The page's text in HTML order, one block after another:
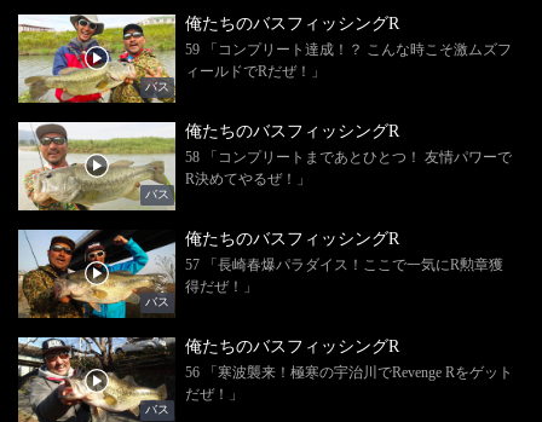
バス
俺たちのバスフィッシングR
59 「コンプリート達成！？ こんな時こそ激ムズフ
ィールドでRだぜ！」
バス
俺たちのバスフィッシングR
58 「コンプリートまであとひとつ！ 友情パワーで
R決めてやるぜ！」
バス
俺たちのバスフィッシングR
57 「長崎春爆パラダイス！ここで一気にR勲章獲
得だぜ！」
バス
俺たちのバスフィッシングR
56 「寒波襲来！極寒の宇治川でRevenge Rをゲット
だぜ！」